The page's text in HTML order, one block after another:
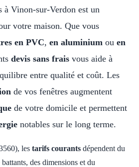
à Vinon-sur-Verdon est un
votre maison. Que vous
en PVC, en aluminium ou en
devis sans frais vous aide à
entre qualité et coût. Les
de vos fenêtres augmentent
de votre domicile et permettent
notables sur le long terme.
les tarifs courants dépendent du
des dimensions et du